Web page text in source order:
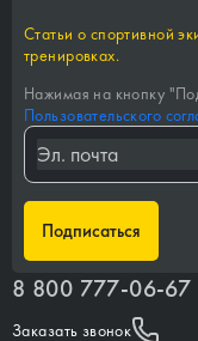
Статьи о спортивной
тренировках.
Нажимая на кнопку "
Пользовательского
Подписаться
8 800 777-06-67
Заказать звонок